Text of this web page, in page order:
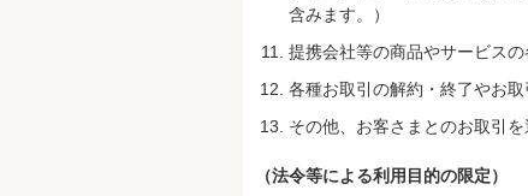
含みます。）
提携会社等の商品やサービス
各種お取引の解約・終了やお
その他、お客さまとのお取引
（法令等による利用目的の限定）